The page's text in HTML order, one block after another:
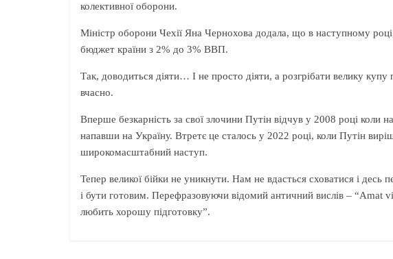
колективної оборони.
Міністр оборони Чехії Яна Чернохова додала, що в наступному
бюджет країни з 2% до 3% ВВП.
Так, доводиться діяти… І не просто діяти, а розгрібати велику
вчасно.
Вперше безкарність за свої злочини Путін відчув у 2008 році коли
напавши на Україну. Втретє це сталось у 2022 році, коли Путін
широкомасштабний наступ.
Тепер великої бійки не уникнути. Нам не вдасться сховатися і десь
і бути готовим. Перефразовуючи відомий античний вислів – “Аmаt
любить хорошу підготовку”.